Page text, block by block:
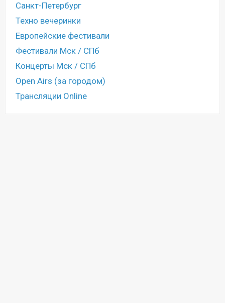
Санкт-Петербург
Техно вечеринки
Европейские фестивали
Фестивали Мск / СПб
Концерты Мск / СПб
Open Airs (за городом)
Трансляции Online